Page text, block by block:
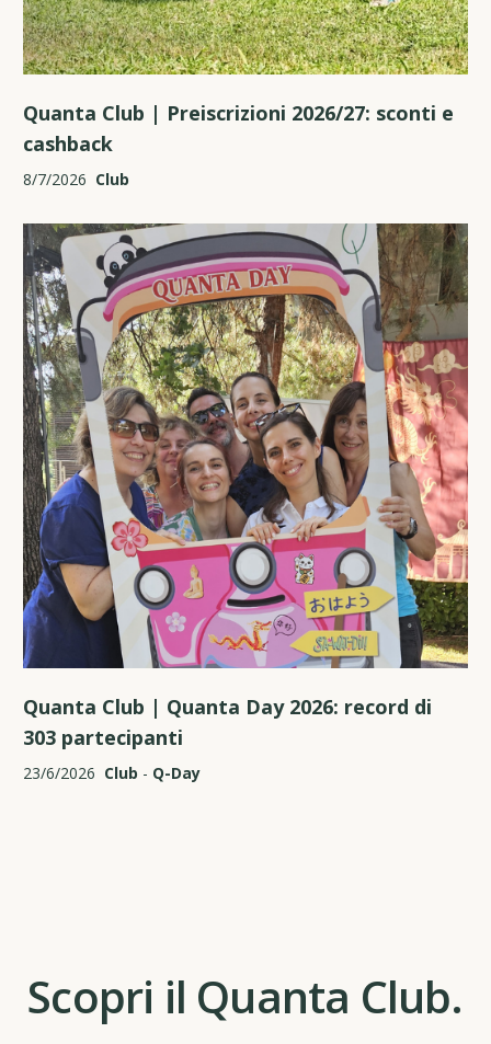
Quanta Club | Preiscrizioni 2026/27: sconti e
cashback
8/7/2026 Club
Quanta Club | Quanta Day 2026: record di
303 partecipanti
23/6/2026 Club - Q-Day
Scopri il Quanta Club.